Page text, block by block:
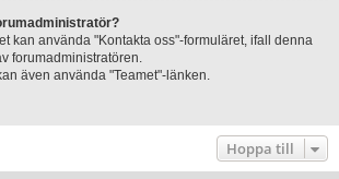
kan använda "Kontakta oss"-formuläret, ifall denna
forumadministratören.
även använda "Teamet"-länken.
Hoppa till